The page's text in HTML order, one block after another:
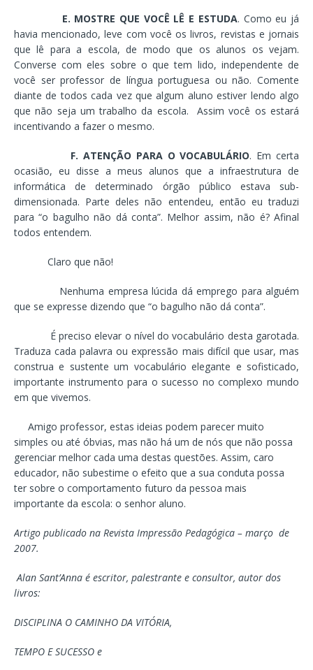
E. MOSTRE QUE VOCÊ LÊ E ESTUDA. Como eu já
havia mencionado, leve com você os livros, revistas e jornais
que lê para a escola, de modo que os alunos os vejam.
Converse com eles sobre o que tem lido, independente de
você ser professor de língua portuguesa ou não. Comente
diante de todos cada vez que algum aluno estiver lendo algo
que não seja um trabalho da escola. Assim você os estará
incentivando a fazer o mesmo.
F. ATENÇÃO PARA O VOCABULÁRIO. Em certa
ocasião, eu disse a meus alunos que a infraestrutura de
informática de determinado órgão público estava sub-
dimensionada. Parte deles não entendeu, então eu traduzi
para “o bagulho não dá conta”. Melhor assim, não é? Afinal
todos entendem.
Claro que não!
Nenhuma empresa lúcida dá emprego para alguém
que se expresse dizendo que “o bagulho não dá conta”.
É preciso elevar o nível do vocabulário desta garotada.
Traduza cada palavra ou expressão mais difícil que usar, mas
construa e sustente um vocabulário elegante e sofisticado,
importante instrumento para o sucesso no complexo mundo
em que vivemos.
Amigo professor, estas ideias podem parecer muito
simples ou até óbvias, mas não há um de nós que não possa
gerenciar melhor cada uma destas questões. Assim, caro
educador, não subestime o efeito que a sua conduta possa
ter sobre o comportamento futuro da pessoa mais
importante da escola: o senhor aluno.
Artigo publicado na Revista Impressão Pedagógica – março de
2007.
Alan Sant’Anna é escritor, palestrante e consultor, autor dos
livros:
DISCIPLINA O CAMINHO DA VITÓRIA,
TEMPO E SUCESSO e